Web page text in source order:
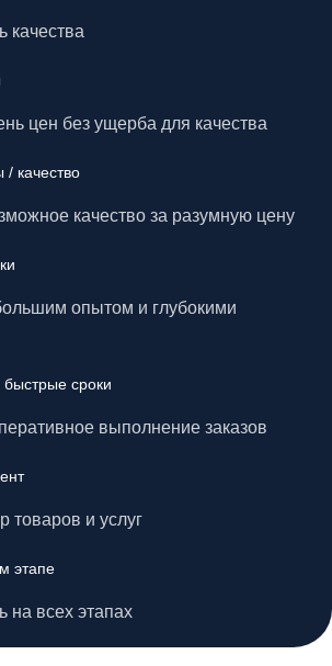
качества
цен без ущерба для качества
качество
качество за разумную цену
опытом и глубокими
сроки
выполнение заказов
и услуг
этапе
на всех этапах